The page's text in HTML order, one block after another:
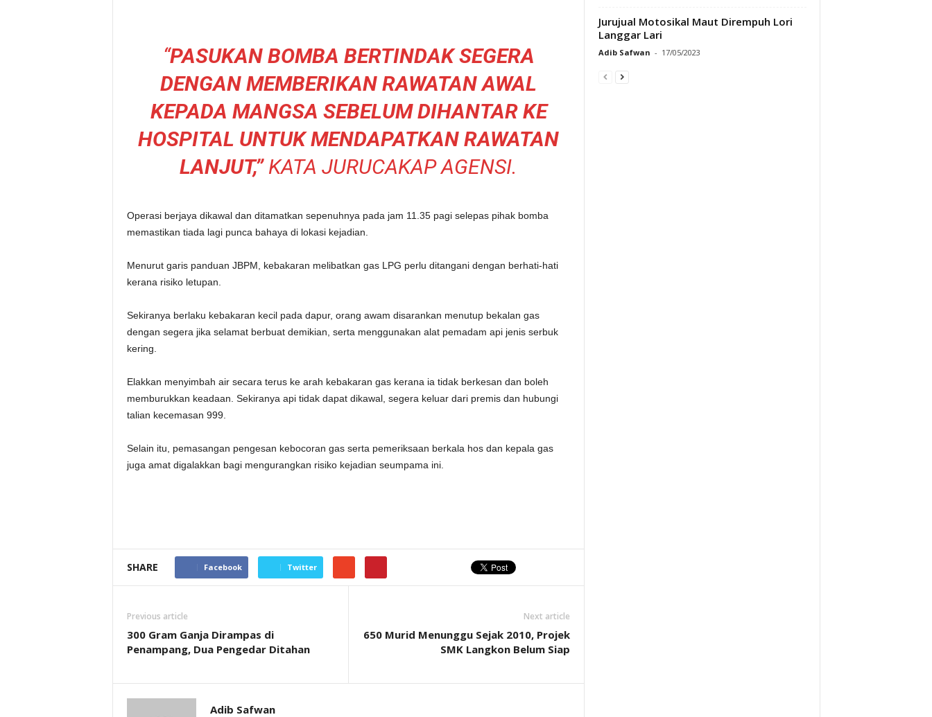
“PASUKAN BOMBA BERTINDAK SEGERA
DENGAN MEMBERIKAN RAWATAN AWAL
KEPADA MANGSA SEBELUM DIHANTAR KE
HOSPITAL UNTUK MENDAPATKAN RAWATAN
LANJUT,”KATA JURUCAKAP AGENSI.
Operasi berjaya dikawal dan ditamatkan sepenuhnya pada jam 11.35 pagi selepas pihak bomba
memastikan tiada lagi punca bahaya di lokasi kejadian.
Menurut garis panduan JBPM, kebakaran melibatkan gas LPG perlu ditangani dengan berhati-hati
kerana risiko letupan.
Sekiranya berlaku kebakaran kecil pada dapur, orang awam disarankan menutup bekalan gas
dengan segera jika selamat berbuat demikian, serta menggunakan alat pemadam api jenis serbuk
kering.
Elakkan menyimbah air secara terus ke arah kebakaran gas kerana ia tidak berkesan dan boleh
memburukkan keadaan. Sekiranya api tidak dapat dikawal, segera keluar dari premis dan hubungi
talian kecemasan 999.
Selain itu, pemasangan pengesan kebocoran gas serta pemeriksaan berkala hos dan kepala gas
juga amat digalakkan bagi mengurangkan risiko kejadian seumpama ini.
SHARE Facebook Twitter
Previous article
300 Gram Ganja Dirampas di
Penampang, Dua Pengedar Ditahan
Next article
650 Murid Menunggu Sejak 2010, Projek
SMK Langkon Belum Siap
Adib Safwan
Jurujual Motosikal Maut Dirempuh Lori
Langgar Lari
Adib Safwan - 17/05/2023